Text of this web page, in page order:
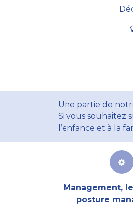
Une partie de
Si vous souhaitez
l’enfance et à la
Management,
posture